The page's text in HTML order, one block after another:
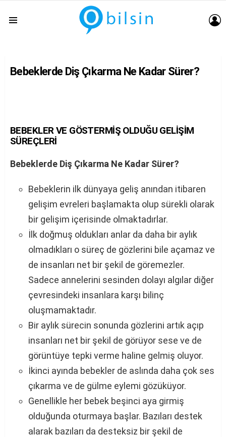
Bebeklerde Diş Çıkarma Ne Kadar Sürer?
BEBEKLER VE GÖSTERMİŞ OLDUĞU GELİŞİM
SÜREÇLERİ
Bebeklerde Diş Çıkarma Ne Kadar Sürer?
Bebeklerin ilk dünyaya geliş anından itibaren
gelişim evreleri başlamakta olup sürekli olarak
bir gelişim içerisinde olmaktadırlar.
İlk doğmuş oldukları anlar da daha bir aylık
olmadıkları o süreç de gözlerini bile açamaz ve
de insanları net bir şekil de göremezler.
Sadece annelerini sesinden dolayı algılar diğer
çevresindeki insanlara karşı bilinç
oluşmamaktadır.
Bir aylık sürecin sonunda gözlerini artık açıp
insanları net bir şekil de görüyor sese ve de
görüntüye tepki verme haline gelmiş oluyor.
İkinci ayında bebekler de aslında daha çok ses
çıkarma ve de gülme eylemi gözüküyor.
Genellikle her bebek beşinci aya girmiş
olduğunda oturmaya başlar. Bazıları destek
alarak bazıları da desteksiz bir şekil de